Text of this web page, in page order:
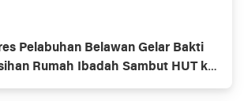
Pelabuhan Belawan Gelar Bakti
Rumah Ibadah Sambut HUT ke-